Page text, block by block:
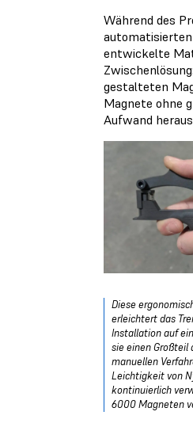
Während des
entwickelte
gestalteten
Magnete ohne
Aufwand
Diese
erleichtert das
Installation auf
sie einen Großteil
manuellen
Leichtigkeit von
kontinuierlich
6000 Magneten